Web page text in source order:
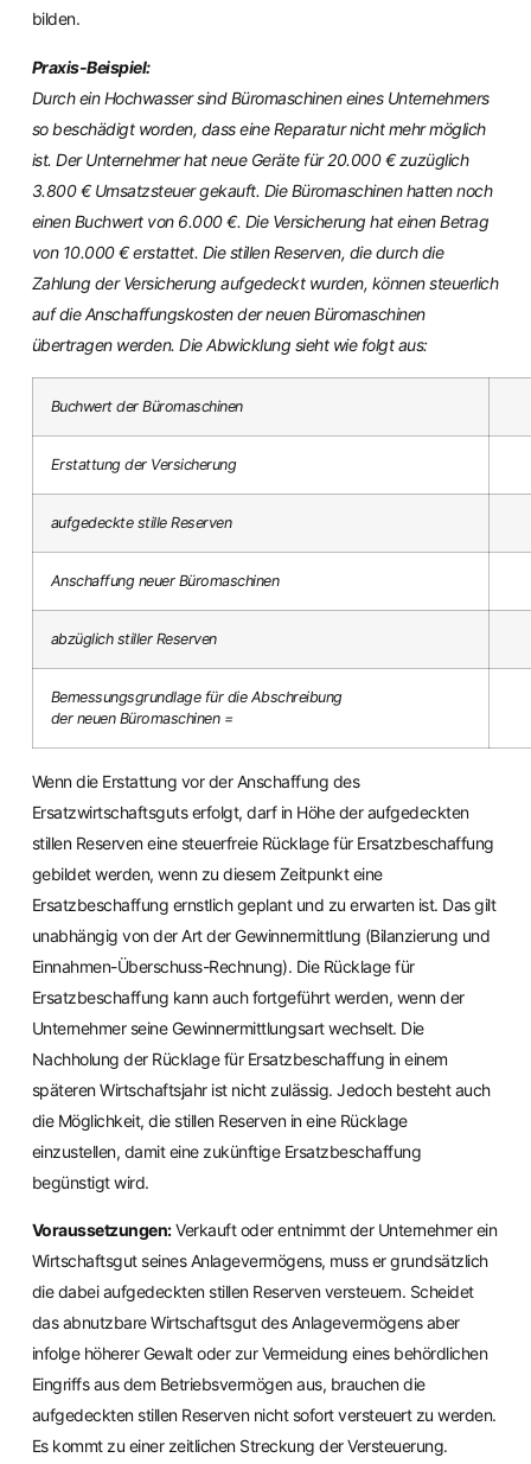
bilden.
Praxis-Beispiel:
Durch ein Hochwasser sind Büromaschinen eines Unternehmers
so beschädigt worden, dass eine Reparatur nicht mehr möglich
ist. Der Unternehmer hat neue Geräte für 20.000 € zuzüglich
3.800 € Umsatzsteuer gekauft. Die Büromaschinen hatten noch
einen Buchwert von 6.000 €. Die Versicherung hat einen Betrag
von 10.000 € erstattet. Die stillen Reserven, die durch die
Zahlung der Versicherung aufgedeckt wurden, können steuerlich
auf die Anschaffungskosten der neuen Büromaschinen
übertragen werden. Die Abwicklung sieht wie folgt aus:
Buchwert der Büromaschinen
Erstattung der Versicherung
aufgedeckte stille Reserven
Anschaffung neuer Büromaschinen
abzüglich stiller Reserven
Bemessungsgrundlage für die Abschreibung
der neuen Büromaschinen =
Wenn die Erstattung vor der Anschaffung des
Ersatzwirtschaftsguts erfolgt, darf in Höhe der aufgedeckten
stillen Reserven eine steuerfreie Rücklage für Ersatzbeschaffung
gebildet werden, wenn zu diesem Zeitpunkt eine
Ersatzbeschaffung ernstlich geplant und zu erwarten ist. Das gilt
unabhängig von der Art der Gewinnermittlung (Bilanzierung und
Einnahmen-Überschuss-Rechnung). Die Rücklage für
Ersatzbeschaffung kann auch fortgeführt werden, wenn der
Unternehmer seine Gewinnermittlungsart wechselt. Die
Nachholung der Rücklage für Ersatzbeschaffung in einem
späteren Wirtschaftsjahr ist nicht zulässig. Jedoch besteht auch
die Möglichkeit, die stillen Reserven in eine Rücklage
einzustellen, damit eine zukünftige Ersatzbeschaffung
begünstigt wird.
Voraussetzungen:Verkauft oder entnimmt der Unternehmer ein
Wirtschaftsgut seines Anlagevermögens, muss er grundsätzlich
die dabei aufgedeckten stillen Reserven versteuern. Scheidet
das abnutzbare Wirtschaftsgut des Anlagevermögens aber
infolge höherer Gewalt oder zur Vermeidung eines behördlichen
Eingriffs aus dem Betriebsvermögen aus, brauchen die
aufgedeckten stillen Reserven nicht sofort versteuert zu werden.
Es kommt zu einer zeitlichen Streckung der Versteuerung.